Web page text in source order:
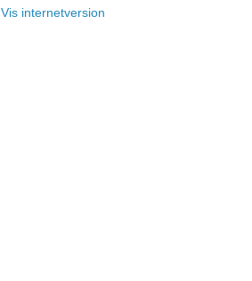
Vis internetversion